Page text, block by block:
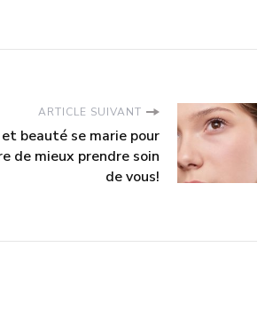
ARTICLE SUIVANT
beauté se marie pour
de mieux prendre soin
de vous!